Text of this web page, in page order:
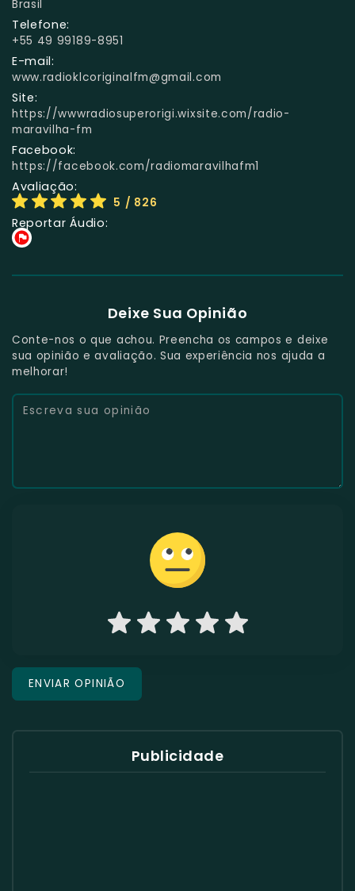
Brasil
Telefone:
+55 49 99189-8951
E-mail:
www.radioklcoriginalfm@gmail.com
Site:
https://wwwradiosuperorigi.wixsite.com/radio-
maravilha-fm
Facebook:
https://facebook.com/radiomaravilhafm1
Avaliação:
5 / 826
Reportar Áudio:
Deixe Sua Opinião
Conte-nos o que achou. Preencha os campos e deixe
sua opinião e avaliação. Sua experiência nos ajuda a
melhorar!
Publicidade